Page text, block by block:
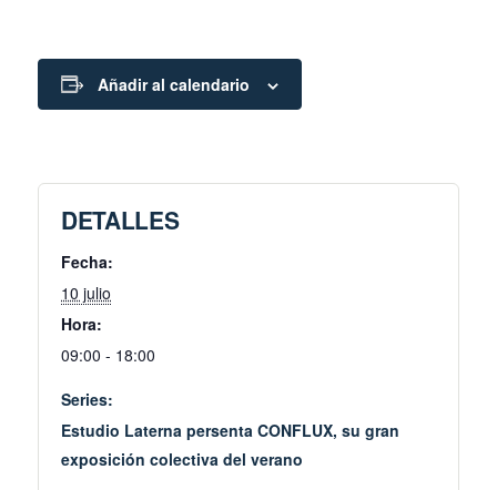
Añadir al calendario
DETALLES
Fecha:
10 julio
Hora:
09:00 - 18:00
Series:
Estudio Laterna persenta CONFLUX, su gran
exposición colectiva del verano